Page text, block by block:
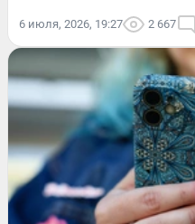
6 июля, 2026, 19:27 2 667